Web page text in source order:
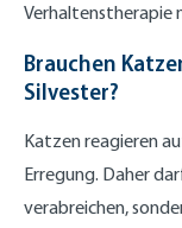
Verhaltenstherapie
Brauchen
Silvester?
Katzen reagieren
Erregung. Daher
verabreichen,